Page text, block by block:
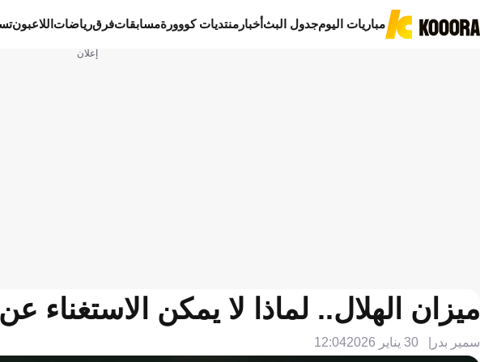
مباريات اليومجدول البثأخبار منتديات كووورةمسابقاتفرقرياضات اللاعبون
إعلان
ميزان الهلال.. لماذا لا يمكن الاستغناء
سمير بدر 30 يناير 2026 12:04